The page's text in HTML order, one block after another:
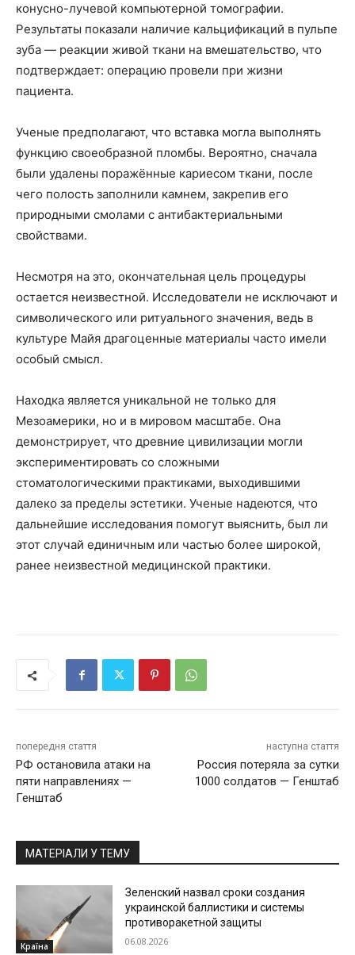
конусно-лучевой компьютерной томографии.
Результаты показали наличие кальцификаций в пульпе
зуба — реакции живой ткани на вмешательство, что
подтверждает: операцию провели при жизни
пациента.
Ученые предполагают, что вставка могла выполнять
функцию своеобразной пломбы. Вероятно, сначала
были удалены поражённые кариесом ткани, после
чего полость заполнили камнем, закрепив его
природными смолами с антибактериальными
свойствами.
Несмотря на это, окончательная цель процедуры
остается неизвестной. Исследователи не исключают и
символического или ритуального значения, ведь в
культуре Майя драгоценные материалы часто имели
особый смысл.
Находка является уникальной не только для
Мезоамерики, но и в мировом масштабе. Она
демонстрирует, что древние цивилизации могли
экспериментировать со сложными
стоматологическими практиками, выходившими
далеко за пределы эстетики. Ученые надеются, что
дальнейшие исследования помогут выяснить, был ли
этот случай единичным или частью более широкой,
ранее неизвестной медицинской практики.
попередня стаття
РФ остановила атаки на
пяти направлениях —
Генштаб
наступна стаття
Россия потеряла за сутки
1000 солдатов — Генштаб
МАТЕРІАЛИ У ТЕМУ
Країна
Зеленский назвал сроки создания
украинской баллистики и системы
противоракетной защиты
06.08.2026